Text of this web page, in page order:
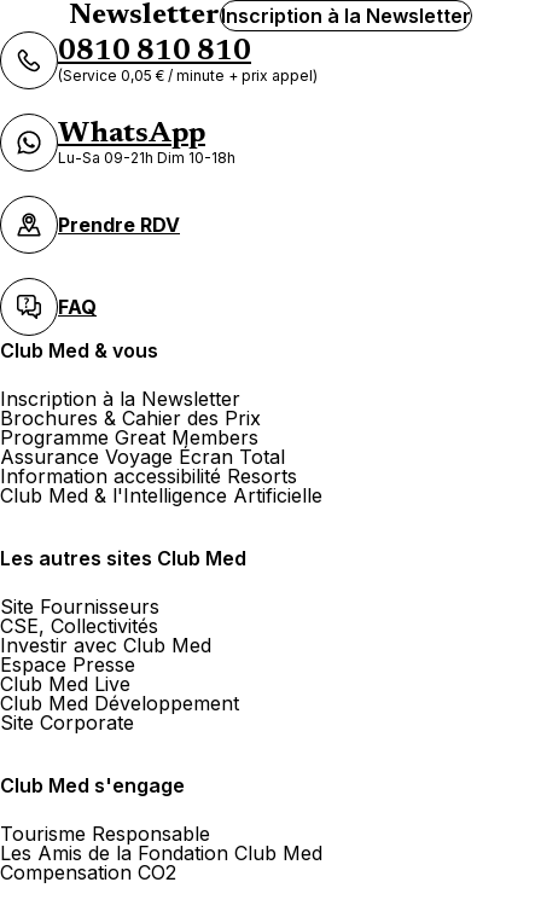
NewsletterInscription à la Newsletter
0810 810 810
(Service 0,05 € / minute + prix appel)
WhatsApp
Lu-Sa 09-21h Dim 10-18h
Prendre RDV
FAQ
Club Med & vous
Inscription à la Newsletter
Brochures & Cahier des Prix
Programme Great Members
Assurance Voyage Écran Total
Information accessibilité Resorts
Club Med & l'Intelligence Artificielle
Les autres sites Club Med
Site Fournisseurs
CSE, Collectivités
Investir avec Club Med
Espace Presse
Club Med Live
Club Med Développement
Site Corporate
Club Med s'engage
Tourisme Responsable
Les Amis de la Fondation Club Med
Compensation CO2